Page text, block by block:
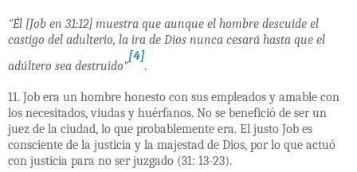
"Él [Job en 31:12] muestra que aunque el hombre descuide el
castigo del adulterio, la ira de Dios nunca cesará hasta que el
adúltero sea destruido"
[4]
.
11. Job era un hombre honesto con sus empleados y amable con
los necesitados, viudas y huérfanos. No se benefició de ser un
juez de la ciudad, lo que probablemente era. El justo Job es
consciente de la justicia y la majestad de Dios, por lo que actuó
con justicia para no ser juzgado (31: 13-23).